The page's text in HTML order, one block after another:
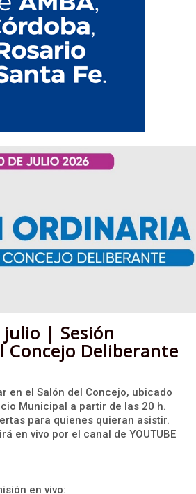
julio | Sesión
Concejo Deliberante
en el Salón del Concejo, ubicado
Municipal a partir de las 20 h.
para quienes quieran asistir.
en vivo por el canal de YOUTUBE
en vivo: